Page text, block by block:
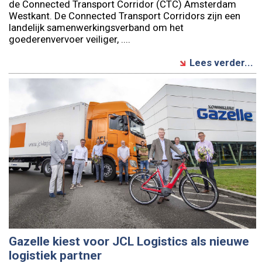
de Connected Transport Corridor (CTC) Amsterdam
Westkant. De Connected Transport Corridors zijn een
landelijk samenwerkingsverband om het
goederenvervoer veiliger, ....
Lees verder...
Gazelle kiest voor JCL Logistics als nieuwe
logistiek partner